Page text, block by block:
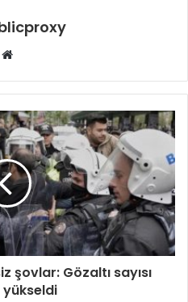
Web
şovlar: Gözaltı sayısı
yükseldi